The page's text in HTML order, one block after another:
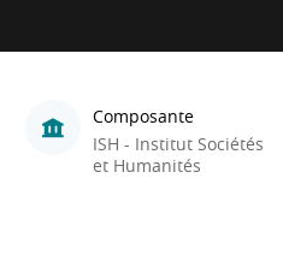
Composante
ISH - Institut Sociétés
et Humanités